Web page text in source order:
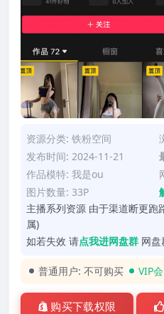
资源分类: 铁粉空间
发布时间: 2024-11-21
作品模特: 我是ou
图片数量: 33P
主播系列资源 由于渠道断更跑
属)
如若失效 请点我进网盘群 网盘
普通用户: 不可购买 VIP
购买下载权限